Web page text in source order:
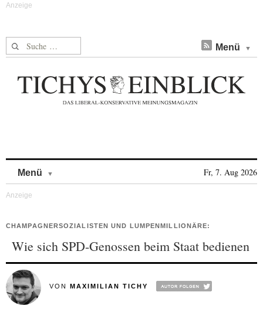
Suche nach: Menü
Menü Fr, 7. Aug 2026
CHAMPAGNERSOZIALISTEN UND LUMPENMILLIONÄRE:
Wie sich SPD-Genossen beim Staat bedienen
VON MAXIMILIAN TICHY